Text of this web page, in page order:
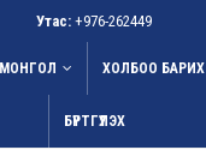
Утас: +976-262449
МОНГОЛ ХОЛБОО БАРИХ
БҮРТГҮҮЛЭХ